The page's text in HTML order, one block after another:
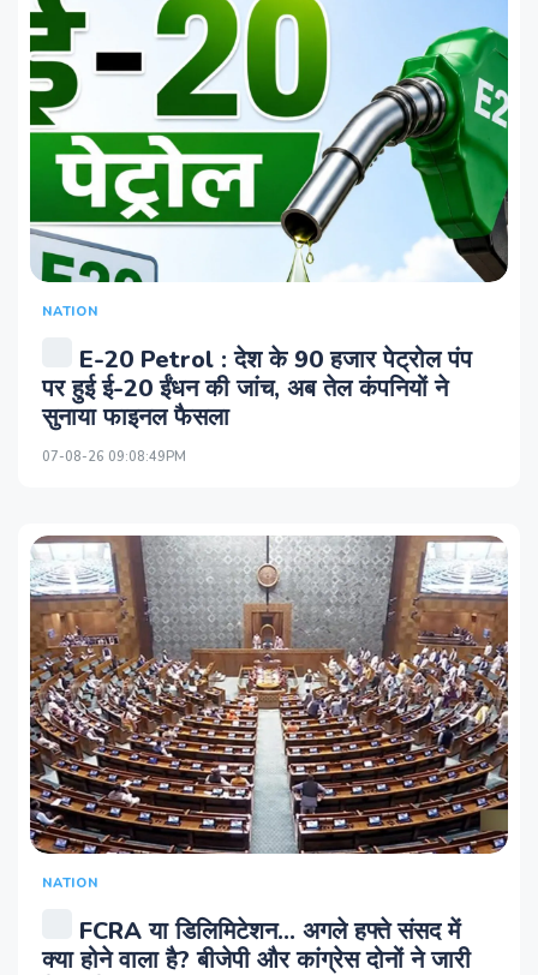
NATION
E-20 Petrol : देश के 90 हजार पेट्रोल पंप
पर हुई ई-20 ईंधन की जांच, अब तेल कंपनियों ने
सुनाया फाइनल फैसला
07-08-26 09:08:49PM
NATION
FCRA या डिलिमिटेशन... अगले हफ्ते संसद में
क्या होने वाला है? बीजेपी और कांग्रेस दोनों ने जारी